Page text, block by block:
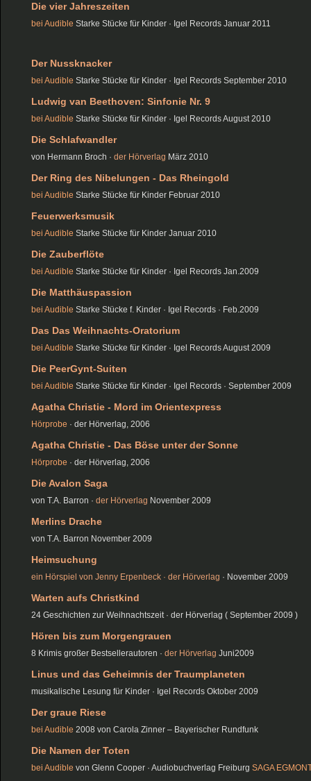
Die vier Jahreszeiten
bei Audible Starke Stücke für Kinder · Igel Records Januar 2011
Der Nussknacker
bei Audible Starke Stücke für Kinder · Igel Records September 2010
Ludwig van Beethoven: Sinfonie Nr. 9
bei Audible Starke Stücke für Kinder · Igel Records August 2010
Die Schlafwandler
von Hermann Broch · der Hörverlag März 2010
Der Ring des Nibelungen - Das Rheingold
bei Audible Starke Stücke für Kinder Februar 2010
Feuerwerksmusik
bei Audible Starke Stücke für Kinder Januar 2010
Die Zauberflöte
bei Audible Starke Stücke für Kinder · Igel Records Jan.2009
Die Matthäuspassion
bei Audible Starke Stücke f. Kinder · Igel Records · Feb.2009
Das Das Weihnachts-Oratorium
bei Audible Starke Stücke für Kinder · Igel Records August 2009
Die PeerGynt-Suiten
bei Audible Starke Stücke für Kinder · Igel Records · September 2009
Agatha Christie - Mord im Orientexpress
Hörprobe · der Hörverlag, 2006
Agatha Christie - Das Böse unter der Sonne
Hörprobe · der Hörverlag, 2006
Die Avalon Saga
von T.A. Barron · der Hörverlag November 2009
Merlins Drache
von T.A. Barron November 2009
Heimsuchung
ein Hörspiel von Jenny Erpenbeck · der Hörverlag · November 2009
Warten aufs Christkind
24 Geschichten zur Weihnachtszeit · der Hörverlag ( September 2009 )
Hören bis zum Morgengrauen
8 Krimis großer Bestsellerautoren · der Hörverlag Juni2009
Linus und das Geheimnis der Traumplaneten
musikalische Lesung für Kinder · Igel Records Oktober 2009
Der graue Riese
bei Audible 2008 von Carola Zinner – Bayerischer Rundfunk
Die Namen der Toten
bei Audible von Glenn Cooper · Audiobuchverlag Freiburg SAGA